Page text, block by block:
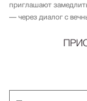
приглашают
— через диалог с